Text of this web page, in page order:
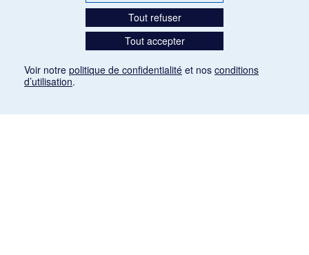
Tout refuser
Tout accepter
Voir notre politique de confidentialité et nos conditions
d’utilisation.